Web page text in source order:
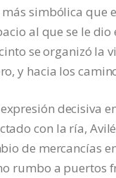
simbólica que
al que se le
se organizó
y hacia los
decisiva
con la ría,
de mercancías
rumbo a puertos